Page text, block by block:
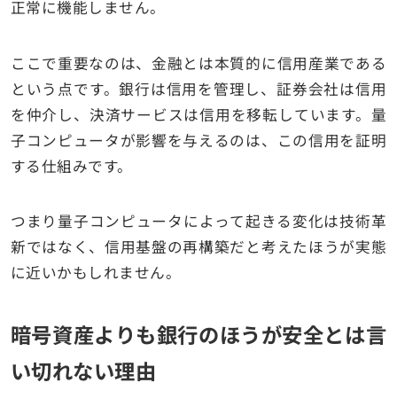
正常に機能しません。
ここで重要なのは、金融とは本質的に信用産業である
という点です。銀行は信用を管理し、証券会社は信用
を仲介し、決済サービスは信用を移転しています。量
子コンピュータが影響を与えるのは、この信用を証明
する仕組みです。
つまり量子コンピュータによって起きる変化は技術革
新ではなく、信用基盤の再構築だと考えたほうが実態
に近いかもしれません。
暗号資産よりも銀行のほうが安全とは言
い切れない理由